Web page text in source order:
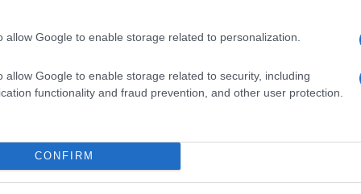
allow Google to enable storage related to personalization.
allow Google to enable storage related to security, including
functionality and fraud prevention, and other user protection.
CONFIRM
, EVENTI OLBIA , EVENTI SARDEGNA ,